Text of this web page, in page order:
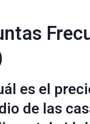
es el
de las